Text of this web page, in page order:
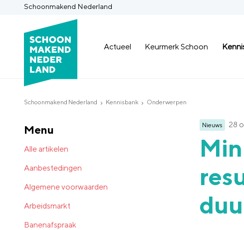
Schoonmakend Nederland
Actueel Keurmerk Schoon
Schoonmakend Nederland Kennisbank Onderwerpen
Nieuws 28
Menu
Alle artikelen
Aanbestedingen
Algemene voorwaarden
Arbeidsmarkt
Banenafspraak